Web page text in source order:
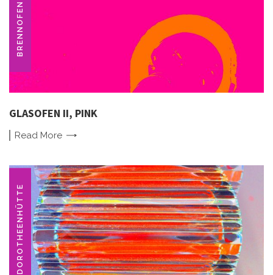
BRENNOFEN
GLASOFEN II, PINK
Read More
DOROTHEENHÜTTE